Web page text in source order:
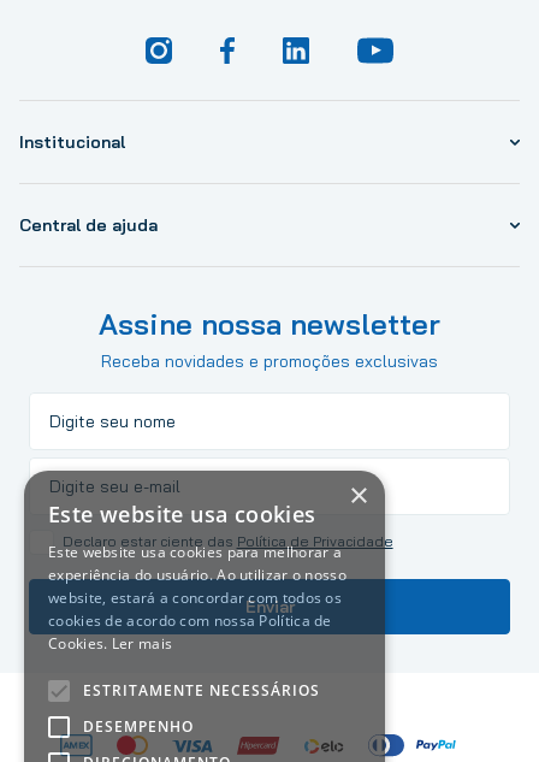
Institucional
Central de ajuda
Assine nossa newsletter
Receba novidades e promoções exclusivas
Declaro estar ciente das Política de Privacidade
Enviar
×
Este website usa cookies
Este website usa cookies para melhorar a
experiência do usuário. Ao utilizar o nosso
website, estará a concordar com todos os
cookies de acordo com nossa Política de
Cookies. Ler mais
ESTRITAMENTE NECESSÁRIOS
DESEMPENHO